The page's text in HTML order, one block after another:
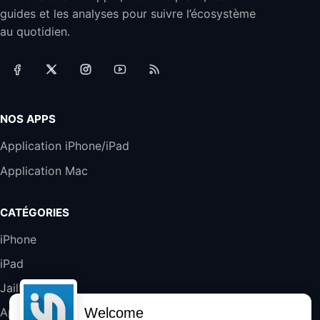
Jabra Biz 1500 USB-A Casque Stereo -
Casque Filaire avec Microphone Antibruit,
Unité de Contrôle et Protection contre les
44,43€
Téléphones de Bureau
31,87€
guides et les analyses pour suivre l’écosystème
au quotidien.
NOS APPS
Application iPhone/iPad
Application Mac
CATÉGORIES
iPhone
iPad
Jailbreak
Applications
Welcome